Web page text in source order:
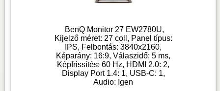
BenQ Monitor 27 EW2780U,
Kijelző méret: 27 coll, Panel típus:
IPS, Felbontás: 3840x2160,
Képarány: 16:9, Válaszidő: 5 ms,
Képfrissítés: 60 Hz, HDMI 2.0: 2,
Display Port 1.4: 1, USB-C: 1,
Audio: Igen